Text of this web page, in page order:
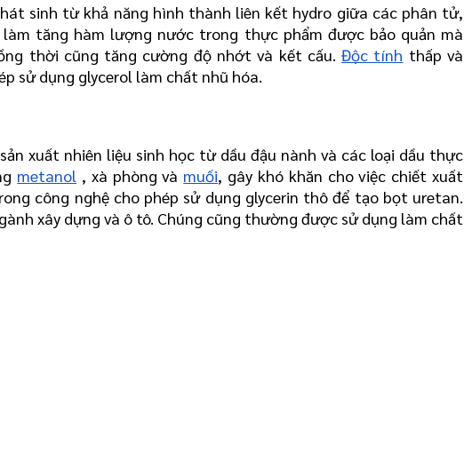
sinh từ khả năng hình thành liên kết hydro giữa các phân tử,
tăng hàm lượng nước trong thực phẩm được bảo quản mà
thời cũng tăng cường độ nhớt và kết cấu. Độc tính thấp và
sử dụng glycerol làm chất nhũ hóa.
xuất nhiên liệu sinh học từ dầu đậu nành và các loại dầu thực
metanol , xà phòng và muối, gây khó khăn cho việc chiết xuất
công nghệ cho phép sử dụng glycerin thô để tạo bọt uretan.
xây dựng và ô tô. Chúng cũng thường được sử dụng làm chất